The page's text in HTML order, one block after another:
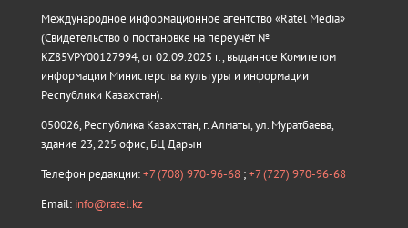
Международное информационное агентство «Ratel Media»
(Свидетельство о постановке на переучёт №
KZ85VPY00127994, от 02.09.2025 г., выданное Комитетом
информации Министерства культуры и информации
Республики Казахстан).
050026, Республика Казахстан, г. Алматы, ул. Муратбаева,
здание 23, 225 офис, БЦ Дарын
Телефон редакции:+7 (708) 970-96-68 ;+7 (727) 970-96-68
Email: info@ratel.kz